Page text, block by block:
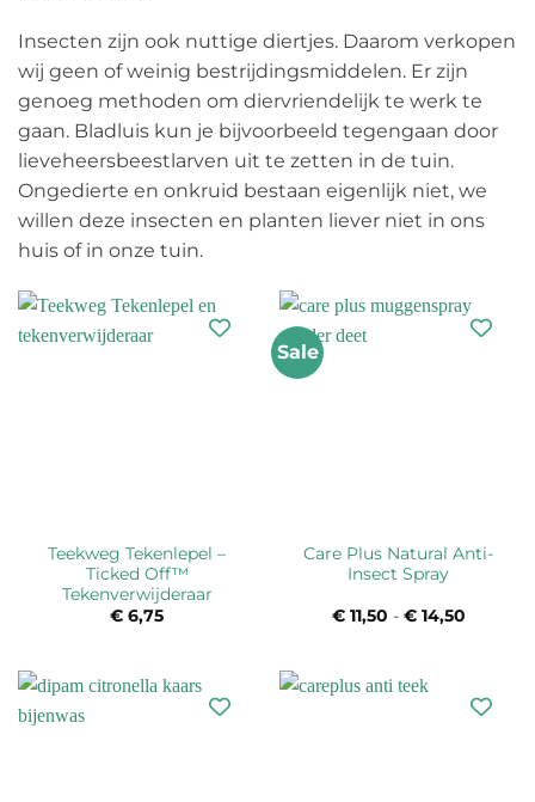
Insecten zijn ook nuttige diertjes. Daarom verkopen
wij geen of weinig bestrijdingsmiddelen. Er zijn
genoeg methoden om diervriendelijk te werk te
gaan. Bladluis kun je bijvoorbeeld tegengaan door
lieveheersbeestlarven uit te zetten in de tuin.
Ongedierte en onkruid bestaan eigenlijk niet, we
willen deze insecten en planten liever niet in ons
huis of in onze tuin.
Teekweg Tekenlepel –
Ticked Off™
Tekenverwijderaar
€ 6,75
Sale
Care Plus Natural Anti-
Insect Spray
€11,50 - €14,50